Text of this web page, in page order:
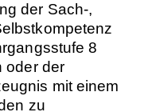
der Sach-,
8
oder der
mit einem
zu